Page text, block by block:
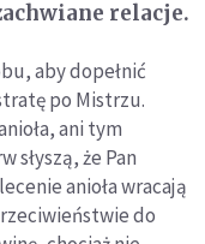
relacje.
aby dopełnić
po Mistrzu.
ani tym
słyszą, że Pan
anioła wracają
do